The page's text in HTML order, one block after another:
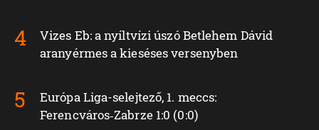
Vizes Eb: a nyíltvízi úszó Betlehem Dávid
aranyérmes a kieséses versenyben
Európa Liga-selejtező, 1. meccs:
Ferencváros‑Zabrze 1:0 (0:0)